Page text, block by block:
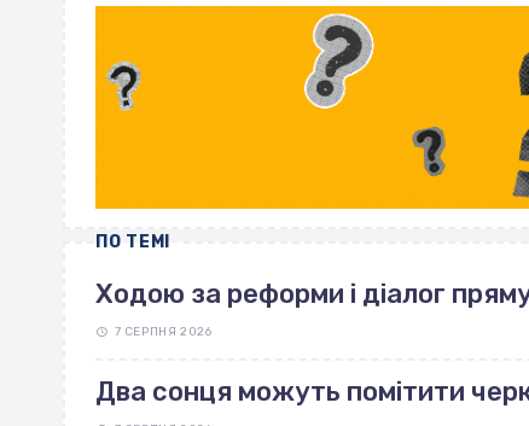
ПО ТЕМІ
Ходою за реформи і діалог
7 СЕРПНЯ 2026
Два сонця можуть помітити